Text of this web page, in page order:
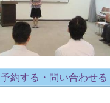
予約する・問い合わせる